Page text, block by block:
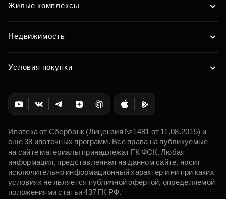
Жилые комплексы
Недвижимость
Условия покупки
Ипотека от Сбербанк (Лицензия №1481 от 11.08.2015) и
еще 38 ипотечных программ. Все права на публикуемые
на сайте материалы принадлежат ГК ФСК. Любая
информация, представленная на данном сайте, носит
исключительно информационный характер и ни при каких
условиях не является публичной офертой, определяемой
положениями статьи 437 ГК РФ.